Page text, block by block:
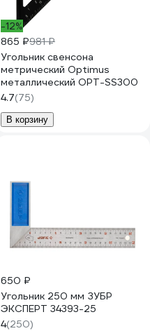
-12%
865 ₽981 ₽
Угольник свенсона
метрический Optimus
металлический OPT-SS300
4.7(75)
В корзину
650 ₽
Угольник 250 мм ЗУБР
ЭКСПЕРТ 34393-25
4(250)